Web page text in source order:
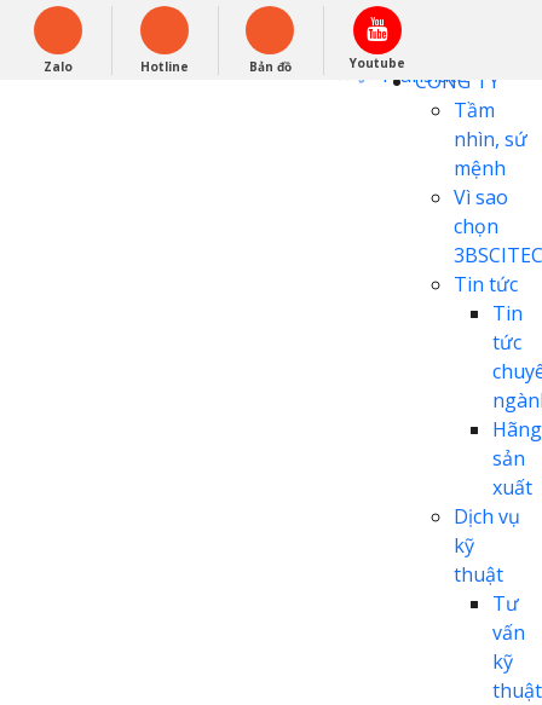
Powered by
Translate
English
0948279988
CÔNG TY
Tầm
nhìn, sứ
mệnh
Vì sao
chọn
Tin tức
Tin
tức
Hãng
sản
xuất
Dịch vụ
kỹ
thuật
Tư
vấn
kỹ
thuật
Zalo Hotline Bản đồ Youtube